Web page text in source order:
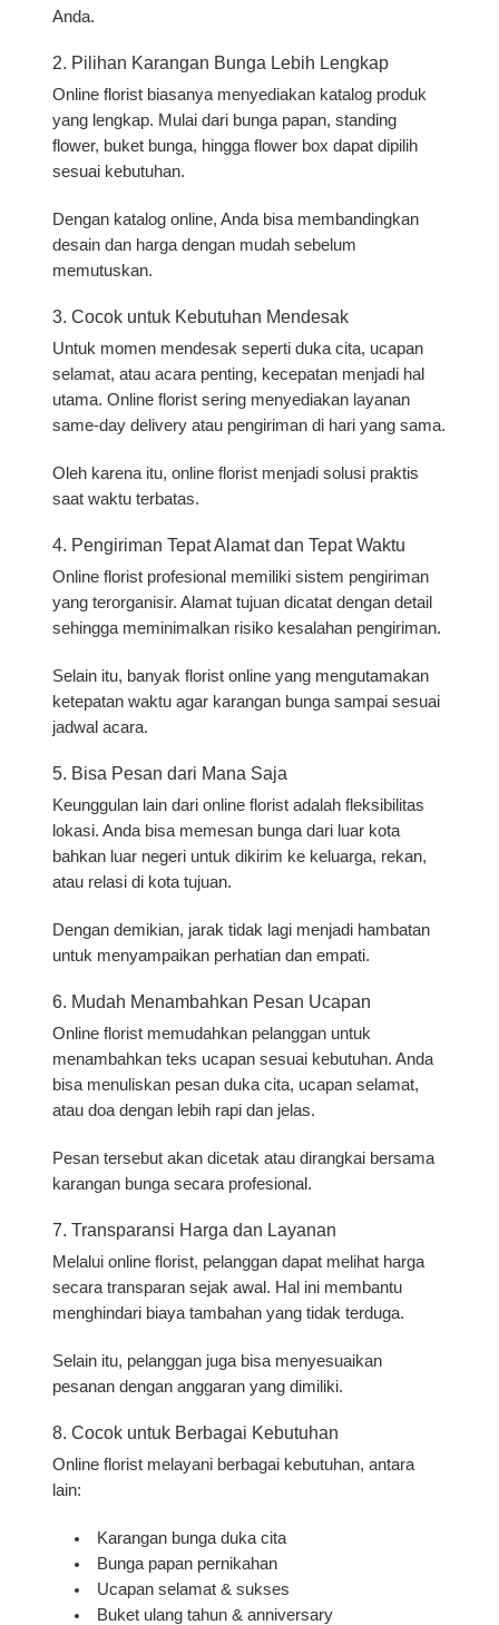
Anda.
2. Pilihan Karangan Bunga Lebih Lengkap
Online florist biasanya menyediakan katalog produk
yang lengkap. Mulai dari bunga papan, standing
flower, buket bunga, hingga flower box dapat dipilih
sesuai kebutuhan.
Dengan katalog online, Anda bisa membandingkan
desain dan harga dengan mudah sebelum
memutuskan.
3. Cocok untuk Kebutuhan Mendesak
Untuk momen mendesak seperti duka cita, ucapan
selamat, atau acara penting, kecepatan menjadi hal
utama. Online florist sering menyediakan layanan
same-day delivery atau pengiriman di hari yang sama.
Oleh karena itu, online florist menjadi solusi praktis
saat waktu terbatas.
4. Pengiriman Tepat Alamat dan Tepat Waktu
Online florist profesional memiliki sistem pengiriman
yang terorganisir. Alamat tujuan dicatat dengan detail
sehingga meminimalkan risiko kesalahan pengiriman.
Selain itu, banyak florist online yang mengutamakan
ketepatan waktu agar karangan bunga sampai sesuai
jadwal acara.
5. Bisa Pesan dari Mana Saja
Keunggulan lain dari online florist adalah fleksibilitas
lokasi. Anda bisa memesan bunga dari luar kota
bahkan luar negeri untuk dikirim ke keluarga, rekan,
atau relasi di kota tujuan.
Dengan demikian, jarak tidak lagi menjadi hambatan
untuk menyampaikan perhatian dan empati.
6. Mudah Menambahkan Pesan Ucapan
Online florist memudahkan pelanggan untuk
menambahkan teks ucapan sesuai kebutuhan. Anda
bisa menuliskan pesan duka cita, ucapan selamat,
atau doa dengan lebih rapi dan jelas.
Pesan tersebut akan dicetak atau dirangkai bersama
karangan bunga secara profesional.
7. Transparansi Harga dan Layanan
Melalui online florist, pelanggan dapat melihat harga
secara transparan sejak awal. Hal ini membantu
menghindari biaya tambahan yang tidak terduga.
Selain itu, pelanggan juga bisa menyesuaikan
pesanan dengan anggaran yang dimiliki.
8. Cocok untuk Berbagai Kebutuhan
Online florist melayani berbagai kebutuhan, antara
lain:
Karangan bunga duka cita
Bunga papan pernikahan
Ucapan selamat & sukses
Buket ulang tahun & anniversary